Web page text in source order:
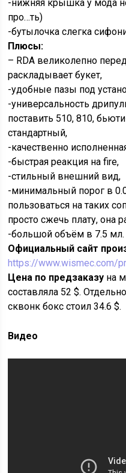
-нижняя крышка у мода
про…ть)
-бутылочка слегка
Плюсы:
– RDA великолепно
раскладывает букет,
-удобные пазы под
-универсальность
поставить 510, 810,
стандартный,
-качественно
-быстрая реакция на fire,
-стильный внешний вид,
-минимальный порог в
пользоваться на таких
просто сжечь плату, она
-большой объём в 7.5 мл.
Официальный сайт
https://www.wismec.com/
Цена по предзаказу на
составляла 52 $.
сквонк бокс стоил 34.6 $.
Видео